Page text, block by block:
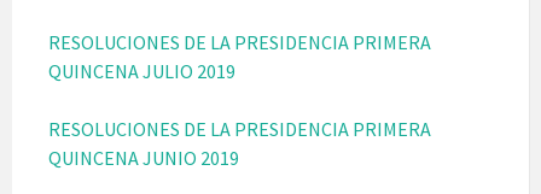
RESOLUCIONES DE LA PRESIDENCIA PRIMERA
QUINCENA JULIO 2019
RESOLUCIONES DE LA PRESIDENCIA PRIMERA
QUINCENA JUNIO 2019